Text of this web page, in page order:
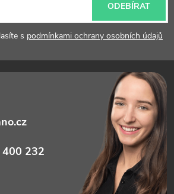
s podmínkami ochrany osobních údajů
ODEBÍRAT
232